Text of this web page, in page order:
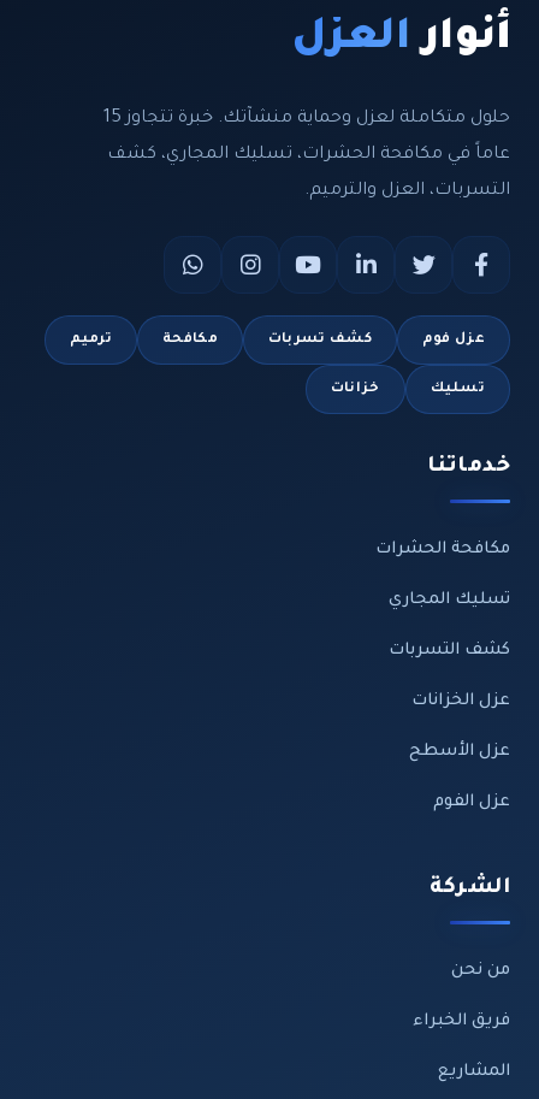
أنوار العزل
حلول متكاملة لعزل وحماية منشآتك. خبرة تتجاوز 15
عاماً في مكافحة الحشرات، تسليك المجاري، كشف
التسربات، العزل والترميم.
عزل فوم كشف تسربات مكافحة ترميم
تسليك خزانات
خدماتنا
مكافحة الحشرات
تسليك المجاري
كشف التسربات
عزل الخزانات
عزل الأسطح
عزل الفوم
الشركة
من نحن
فريق الخبراء
المشاريع